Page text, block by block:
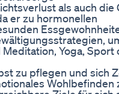
als auch die
er zu hormonellen
Yoga, Sport
zu pflegen und sich
Wohlbefinden